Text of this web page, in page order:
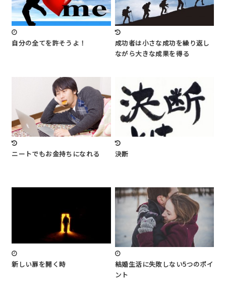
自分の全てを許そうよ！
成功者は小さな成功を繰り返し
ながら大きな成果を得る
ニートでもお金持ちになれる 決断
新しい扉を開く時
結婚生活に失敗しない5つのポイ
ント